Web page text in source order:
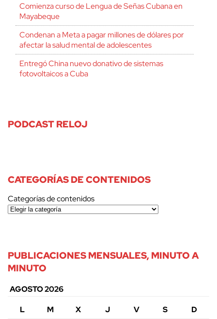
Comienza curso de Lengua de Señas Cubana en
Mayabeque
Condenan a Meta a pagar millones de dólares por
afectar la salud mental de adolescentes
Entregó China nuevo donativo de sistemas
fotovoltaicos a Cuba
PODCAST RELOJ
CATEGORÍAS DE CONTENIDOS
Categorías de contenidos
PUBLICACIONES MENSUALES, MINUTO A
MINUTO
AGOSTO 2026
L
M X J V S D